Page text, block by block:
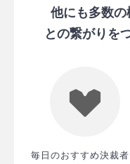
他にも多数
との繋がりを
毎日のおすすめ決裁者